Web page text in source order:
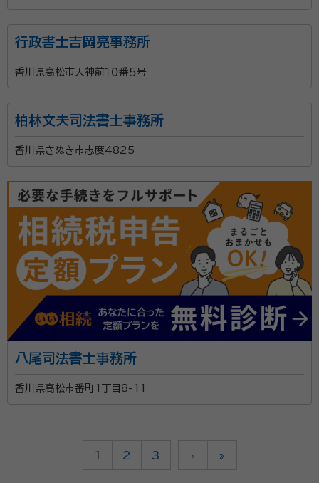
行政書士吉岡亮事務所
香川県高松市天神前１０番５号
柏林文夫司法書士事務所
香川県さぬき市志度4825
八尾司法書士事務所
香川県高松市番町1丁目8-11
1 2 3 › »